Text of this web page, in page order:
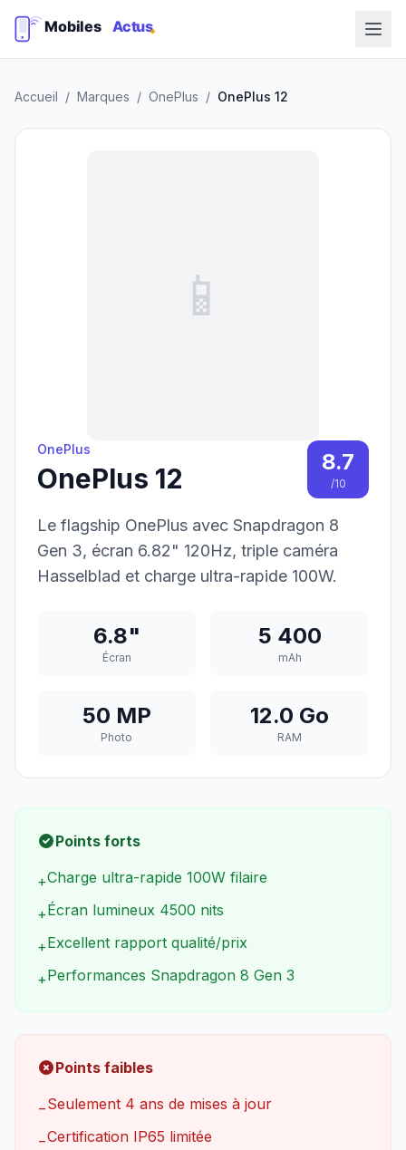
Accueil / Marques / OnePlus / OnePlus 12
📱
OnePlus
OnePlus 12
8.7
/10
Le flagship OnePlus avec Snapdragon 8
Gen 3, écran 6.82" 120Hz, triple caméra
Hasselblad et charge ultra-rapide 100W.
6.8"
Écran
5 400
mAh
50 MP
Photo
12.0 Go
RAM
Points forts
+Charge ultra-rapide 100W filaire
+Écran lumineux 4500 nits
+Excellent rapport qualité/prix
+Performances Snapdragon 8 Gen 3
Points faibles
−Seulement 4 ans de mises à jour
−Certification IP65 limitée